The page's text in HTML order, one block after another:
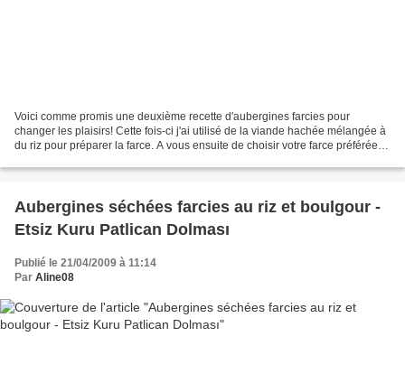
Voici comme promis une deuxième recette d'aubergines farcies pour
changer les plaisirs! Cette fois-ci j'ai utilisé de la viande hachée mélangée à
du riz pour préparer la farce. A vous ensuite de choisir votre farce préférée!
Aubergines séchées farcies au riz et boulgour -
Etsiz Kuru Patlican Dolması
Publié le 21/04/2009 à 11:14
Par Aline08